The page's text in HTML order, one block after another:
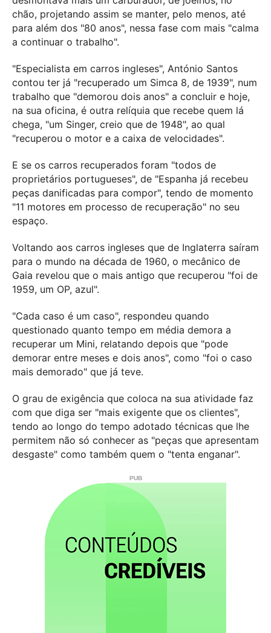
chão, projetando assim se manter, pelo menos, até
para além dos "80 anos", nessa fase com mais "calma
a continuar o trabalho".
"Especialista em carros ingleses", António Santos
contou ter já "recuperado um Simca 8, de 1939", num
trabalho que "demorou dois anos" a concluir e hoje,
na sua oficina, é outra relíquia que recebe quem lá
chega, "um Singer, creio que de 1948", ao qual
"recuperou o motor e a caixa de velocidades".
E se os carros recuperados foram "todos de
proprietários portugueses", de "Espanha já recebeu
peças danificadas para compor", tendo de momento
"11 motores em processo de recuperação" no seu
espaço.
Voltando aos carros ingleses que de Inglaterra saíram
para o mundo na década de 1960, o mecânico de
Gaia revelou que o mais antigo que recuperou "foi de
1959, um OP, azul".
"Cada caso é um caso", respondeu quando
questionado quanto tempo em média demora a
recuperar um Mini, relatando depois que "pode
demorar entre meses e dois anos", como "foi o caso
mais demorado" que já teve.
O grau de exigência que coloca na sua atividade faz
com que diga ser "mais exigente que os clientes",
tendo ao longo do tempo adotado técnicas que lhe
permitem não só conhecer as "peças que apresentam
desgaste" como também quem o "tenta enganar".